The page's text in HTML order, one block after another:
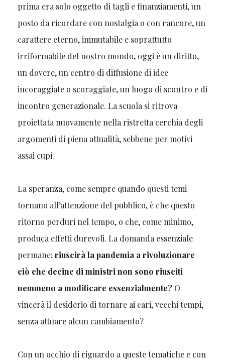
prima era solo oggetto di tagli e finanziamenti, un
posto da ricordare con nostalgia o con rancore, un
carattere eterno, immutabile e soprattutto
irriformabile del nostro mondo, oggi è un diritto,
un dovere, un centro di diffusione di idee
incoraggiate o scoraggiate, un luogo di scontro e di
incontro generazionale. La scuola si ritrova
proiettata nuovamente nella ristretta cerchia degli
argomenti di piena attualità, sebbene per motivi
assai cupi.
La speranza, come sempre quando questi temi
tornano all’attenzione del pubblico, è che questo
ritorno perduri nel tempo, o che, come minimo,
produca effetti durevoli. La domanda essenziale
permane: riuscirà la pandemia a rivoluzionare
ciò che decine di ministri non sono riusciti
nemmeno a modificare essenzialmente?O
vincerà il desiderio di tornare ai cari, vecchi tempi,
senza attuare alcun cambiamento?
Con un occhio di riguardo a queste tematiche e con